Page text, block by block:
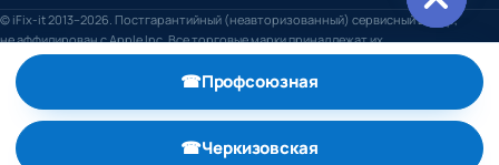
© iFix-it 2013–2026. Постгарантийный (неавторизованный) сервисный центр,
не аффилирован с Apple Inc. Все торговые марки принадлежат их
правообладателям.
☎Профсоюзная
, телефон +7 (495) 798-59-52
☎Черкизовская
, телефон +7 (495) 789-74-29